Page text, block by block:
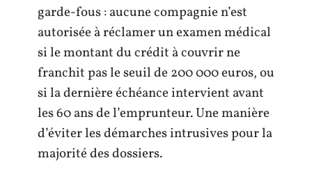
garde-fous : aucune compagnie n’est
autorisée à réclamer un examen médical
si le montant du crédit à couvrir ne
franchit pas le seuil de 200 000 euros, ou
si la dernière échéance intervient avant
les 60 ans de l’emprunteur. Une manière
d’éviter les démarches intrusives pour la
majorité des dossiers.